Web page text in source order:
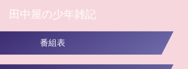
田中屋の少年雑記
番組表